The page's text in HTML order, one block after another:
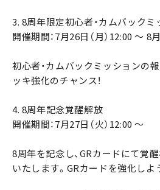
3. 8周年限定初心者・カムバックミ
開催期間：7月26日（月）12:00 ～ 8
初心者・カムバックミッションの
ッキ強化のチャンス！
4. 8周年記念覚醒解放
開催期間：7月27日（火）12:00 ～
8周年を記念し、GRカードにて覚
いたします。GRカードを強化しよ